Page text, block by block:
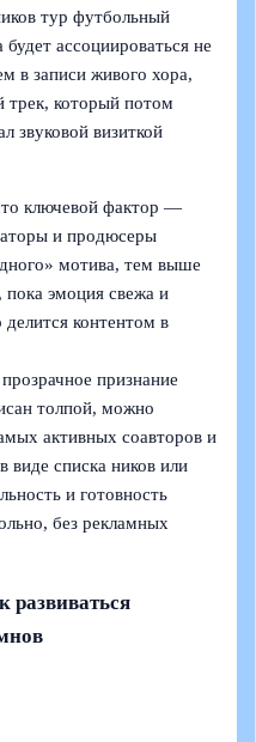
тур футбольный
ассоциироваться не
в записи живого хора,
трек, который потом
звуковой визиткой
ключевой фактор —
и продюсеры
мотива, тем выше
эмоция свежа и
контентом в
признание
толпой, можно
активных соавторов и
виде списка ников или
и готовность
без рекламных
развиваться